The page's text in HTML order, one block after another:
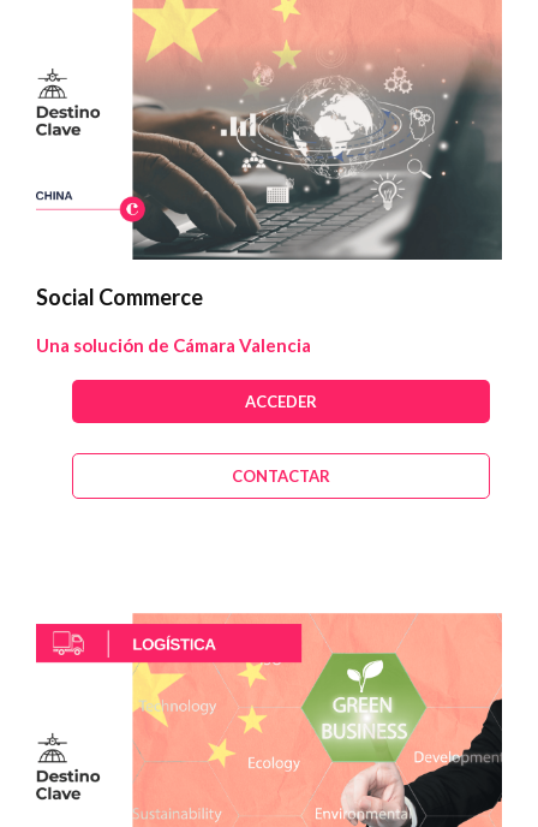
Social Commerce
Una solución de Cámara Valencia
ACCEDER
CONTACTAR